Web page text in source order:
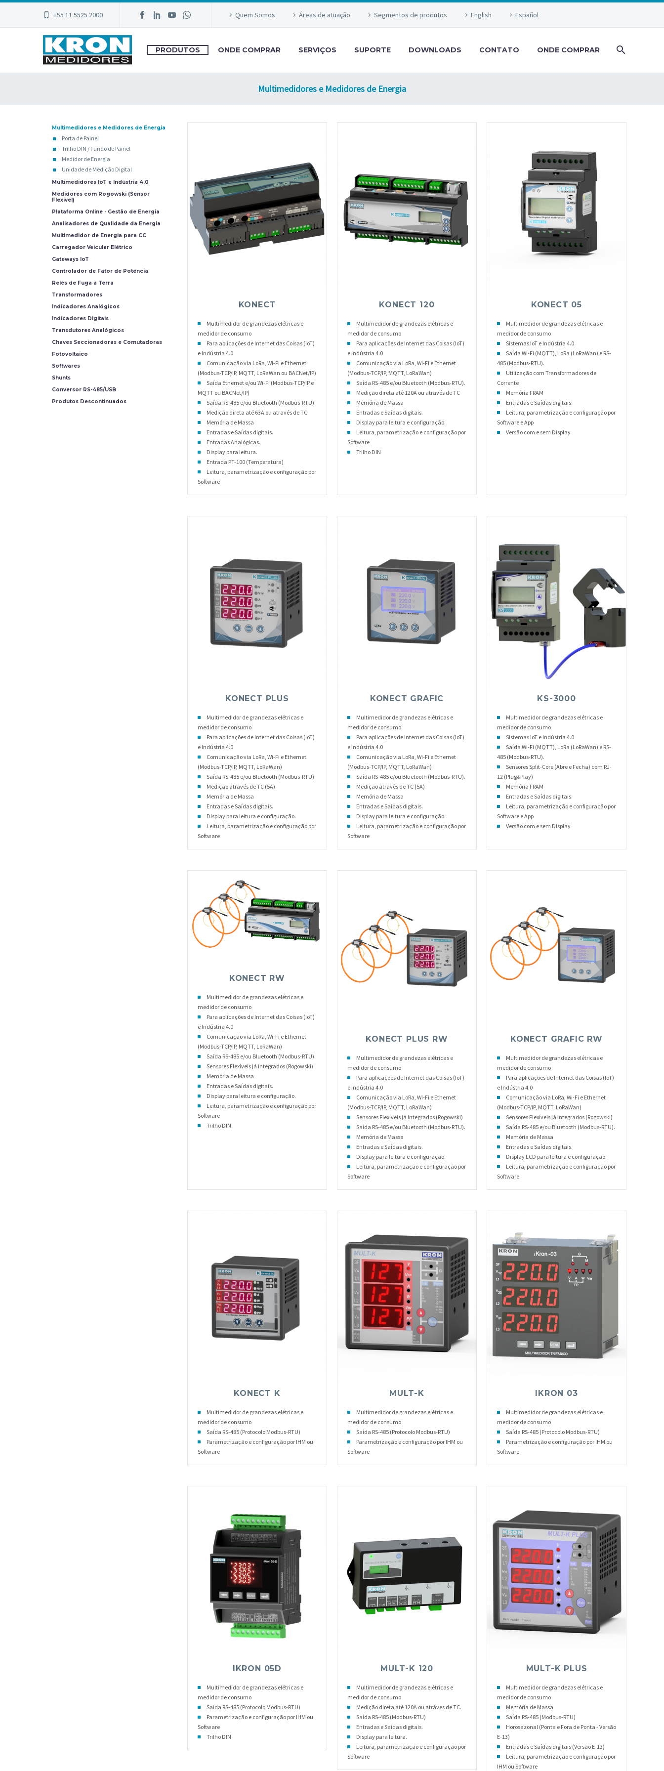
+55 11 5525 2000 Quem Somos Áreas de atuação Segmentos de produtos English Español
PRODUTOS ONDE COMPRAR SERVIÇOS SUPORTE DOWNLOADS CONTATO ONDE COMPRAR
Multimedidores e Medidores de Energia
KONECT
Multimedidor de grandezas elétricas e
medidor de consumo
Para aplicações de Internet das Coisas (IoT)
e Indústria 4.0
Comunicação via LoRa, Wi-Fi e Ethernet
(Modbus-TCP/IP, MQTT, LoRaWan ou BACNet/IP)
Saída Ethernet e/ou Wi-Fi (Modbus-TCP/IP e
MQTT ou BACNet/IP)
Saída RS-485 e/ou Bluetooth (Modbus-RTU).
Medição direta até 63A ou através de TC
Memória de Massa
Entradas e Saídas digitais.
Entradas Analógicas.
Display para leitura.
Entrada PT-100 (Temperatura)
Leitura, parametrização e configuração por
Software
KONECT 120
Multimedidor de grandezas elétricas e
medidor de consumo
Para aplicações de Internet das Coisas (IoT)
e Indústria 4.0
Comunicação via LoRa, Wi-Fi e Ethernet
(Modbus-TCP/IP, MQTT, LoRaWan)
Saída RS-485 e/ou Bluetooth (Modbus-RTU).
Medição direta até 120A ou através de TC
Memória de Massa
Entradas e Saídas digitais.
Display para leitura e configuração.
Leitura, parametrização e configuração por
Software
Trilho DIN
KONECT 05
Multimedidor de grandezas elétricas e
medidor de consumo
Sistemas IoT e Indústria 4.0
Saída Wi-Fi (MQTT), LoRa (LoRaWan) e RS-
485 (Modbus-RTU).
Utilização com Transformadores de
Corrente
Memória FRAM
Entradas e Saídas digitais.
Leitura, parametrização e configuração por
Software e App
Versão com e sem Display
KONECT PLUS
Multimedidor de grandezas elétricas e
medidor de consumo
Para aplicações de Internet das Coisas (IoT)
e Indústria 4.0
Comunicação via LoRa, Wi-Fi e Ethernet
(Modbus-TCP/IP, MQTT, LoRaWan)
Saída RS-485 e/ou Bluetooth (Modbus-RTU).
Medição através de TC (5A)
Memória de Massa
Entradas e Saídas digitais.
Display para leitura e configuração.
Leitura, parametrização e configuração por
Software
KONECT GRAFIC
Multimedidor de grandezas elétricas e
medidor de consumo
Para aplicações de Internet das Coisas (IoT)
e Indústria 4.0
Comunicação via LoRa, Wi-Fi e Ethernet
(Modbus-TCP/IP, MQTT, LoRaWan)
Saída RS-485 e/ou Bluetooth (Modbus-RTU).
Medição através de TC (5A)
Memória de Massa
Entradas e Saídas digitais.
Display para leitura e configuração.
Leitura, parametrização e configuração por
Software
KS-3000
Multimedidor de grandezas elétricas e
medidor de consumo
Sistemas IoT e Indústria 4.0
Saída Wi-Fi (MQTT), LoRa (LoRaWan) e RS-
485 (Modbus-RTU).
Sensores Split-Core (Abre e Fecha) com RJ-
12 (Plug&Play)
Memória FRAM
Entradas e Saídas digitais.
Leitura, parametrização e configuração por
Software e App
Versão com e sem Display
KONECT RW
Multimedidor de grandezas elétricas e
medidor de consumo
Para aplicações de Internet das Coisas (IoT)
e Indústria 4.0
Comunicação via LoRa, Wi-Fi e Ethernet
(Modbus-TCP/IP, MQTT, LoRaWan)
Saída RS-485 e/ou Bluetooth (Modbus-RTU).
Sensores Flexíveis já integrados (Rogowski)
Memória de Massa
Entradas e Saídas digitais.
Display para leitura e configuração.
Leitura, parametrização e configuração por
Software
Trilho DIN
KONECT PLUS RW
Multimedidor de grandezas elétricas e
medidor de consumo
Para aplicações de Internet das Coisas (IoT)
e Indústria 4.0
Comunicação via LoRa, Wi-Fi e Ethernet
(Modbus-TCP/IP, MQTT, LoRaWan)
Sensores Flexíveis já integrados (Rogowski)
Saída RS-485 e/ou Bluetooth (Modbus-RTU).
Memória de Massa
Entradas e Saídas digitais.
Display para leitura e configuração.
Leitura, parametrização e configuração por
Software
KONECT GRAFIC RW
Multimedidor de grandezas elétricas e
medidor de consumo
Para aplicações de Internet das Coisas (IoT)
e Indústria 4.0
Comunicação via LoRa, Wi-Fi e Ethernet
(Modbus-TCP/IP, MQTT, LoRaWan)
Sensores Flexíveis já integrados (Rogowski)
Saída RS-485 e/ou Bluetooth (Modbus-RTU).
Memória de Massa
Entradas e Saídas digitais.
Display LCD para leitura e configuração.
Leitura, parametrização e configuração por
Software
KONECT K
Multimedidor de grandezas elétricas e
medidor de consumo
Saída RS-485 (Protocolo Modbus-RTU)
Parametrização e configuração por IHM ou
Software
MULT-K
Multimedidor de grandezas elétricas e
medidor de consumo
Saída RS-485 (Protocolo Modbus-RTU)
Parametrização e configuração por IHM ou
Software
IKRON 03
Multimedidor de grandezas elétricas e
medidor de consumo
Saída RS-485 (Protocolo Modbus-RTU)
Parametrização e configuração por IHM ou
Software
IKRON 05D
Multimedidor de grandezas elétricas e
medidor de consumo
Saída RS-485 (Protocolo Modbus-RTU)
Parametrização e configuração por IHM ou
Software
Trilho DIN
MULT-K 120
Multimedidor de grandezas elétricas e
medidor de consumo
Medição direta até 120A ou atráves de TC.
Saída RS-485 (Modbus-RTU)
Entradas e Saídas digitais.
Display para leitura.
Leitura, parametrização e configuração por
Software
MULT-K PLUS
Multimedidor de grandezas elétricas e
medidor de consumo
Memória de Massa
Saída RS-485 (Modbus-RTU)
Horosazonal (Ponta e Fora de Ponta - Versão
E-13)
Entradas e Saídas digitais (Versão E-13)
Leitura, parametrização e configuração por
IHM ou Software
Multimedidores e Medidores de Energia
Porta de Painel
Trilho DIN / Fundo de Painel
Medidor de Energia
Unidade de Medição Digital
Multimedidores IoT e Indústria 4.0
Medidores com Rogowski (Sensor
Flexível)
Plataforma Online - Gestão de Energia
Analisadores de Qualidade da Energia
Multimedidor de Energia para CC
Carregador Veicular Elétrico
Gateways IoT
Controlador de Fator de Potência
Relés de Fuga à Terra
Transformadores
Indicadores Analógicos
Indicadores Digitais
Transdutores Analógicos
Chaves Seccionadoras e Comutadoras
Fotovoltaico
Softwares
Shunts
Conversor RS-485/USB
Produtos Descontinuados